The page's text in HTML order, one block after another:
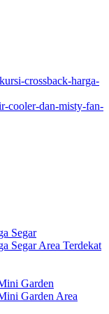
crossback-harga-
cooler-dan-misty-fan-
Segar
Segar Area Terdekat
Garden
Garden Area